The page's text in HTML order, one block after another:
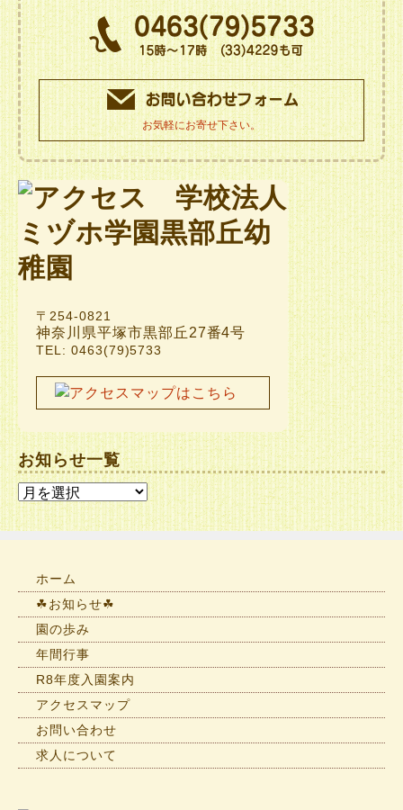
お気軽にお寄せ下さい。
〒254-0821
神奈川県平塚市黒部丘27番4号
TEL: 0463(79)5733
お知らせ一覧
お
知
ら
ホーム
☘お知らせ☘
園の歩み
年間行事
R8年度入園案内
アクセスマップ
お問い合わせ
求人について